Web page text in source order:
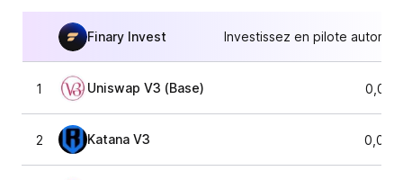
Finary Invest Investissez en pilote
1 Uniswap V3 (Base)
2 Katana V3